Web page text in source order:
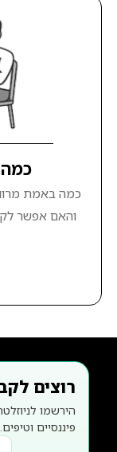
כמה באמת
והאם אפשר
רוצים
הירשמו
פיננסיים